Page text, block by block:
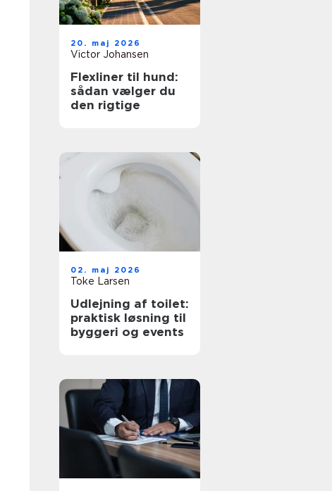
20. maj 2026
Victor Johansen
Flexliner til hund:
sådan vælger du
den rigtige
02. maj 2026
Toke Larsen
Udlejning af toilet:
praktisk løsning til
byggeri og events